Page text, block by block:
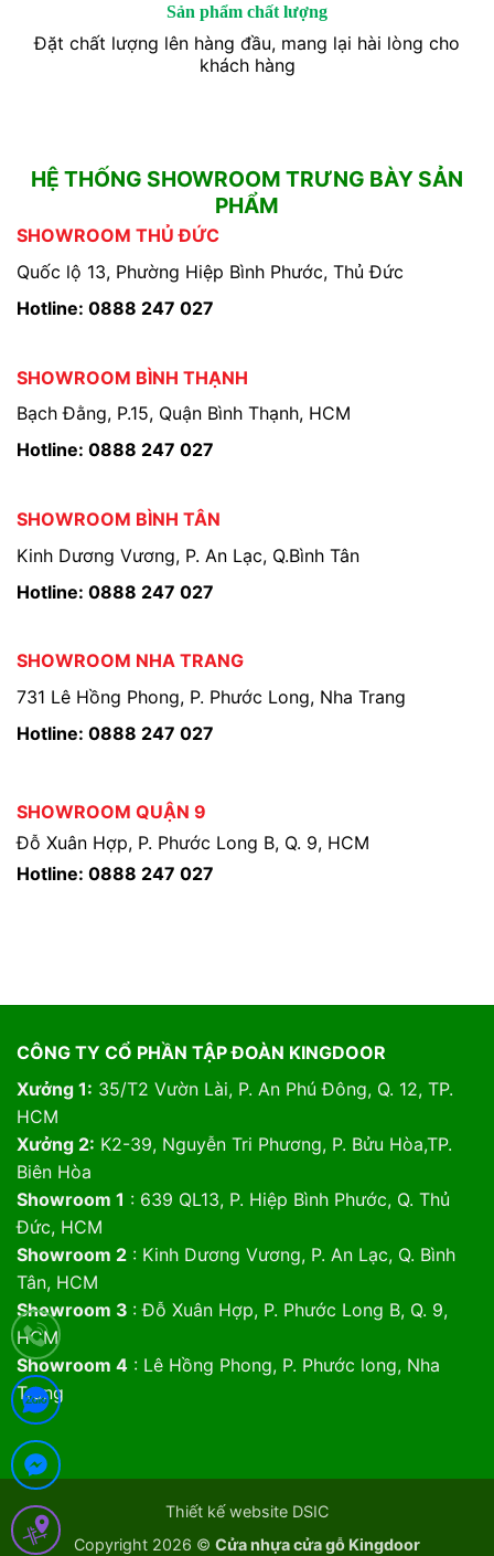
Sản phẩm chất lượng
Đặt chất lượng lên hàng đầu, mang lại hài lòng cho
khách hàng
HỆ THỐNG SHOWROOM TRƯNG BÀY SẢN
PHẨM
SHOWROOM THỦ ĐỨC
Quốc lộ 13, Phường Hiệp Bình Phước, Thủ Đức
Hotline: 0888 247 027
SHOWROOM BÌNH THẠNH
Bạch Đằng, P.15, Quận Bình Thạnh, HCM
Hotline: 0888 247 027
SHOWROOM BÌNH TÂN
Kinh Dương Vương, P. An Lạc, Q.Bình Tân
Hotline: 0888 247 027
SHOWROOM NHA TRANG
731 Lê Hồng Phong, P. Phước Long, Nha Trang
Hotline: 0888 247 027
SHOWROOM QUẬN 9
Đỗ Xuân Hợp, P. Phước Long B, Q. 9, HCM
Hotline: 0888 247 027
CÔNG TY CỔ PHẦN TẬP ĐOÀN KINGDOOR
Xưởng 1: 35/T2 Vườn Lài, P. An Phú Đông, Q. 12, TP.
HCM
Xưởng 2: K2-39, Nguyễn Tri Phương, P. Bửu Hòa,TP.
Biên Hòa
Showroom 1 : 639 QL13, P. Hiệp Bình Phước, Q. Thủ
Đức, HCM
Showroom 2: Kinh Dương Vương, P. An Lạc, Q. Bình
Tân, HCM
Showroom 3 : Đỗ Xuân Hợp, P. Phước Long B, Q. 9,
HCM
Showroom 4: Lê Hồng Phong, P. Phước long, Nha
Trang
Thiết kế website DSIC
Copyright 2026 © Cửa nhựa cửa gỗ Kingdoor